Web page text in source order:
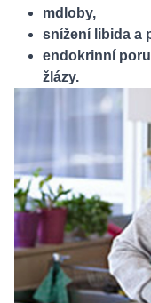
mdloby,
snížení libida a
endokrinní
žlázy.